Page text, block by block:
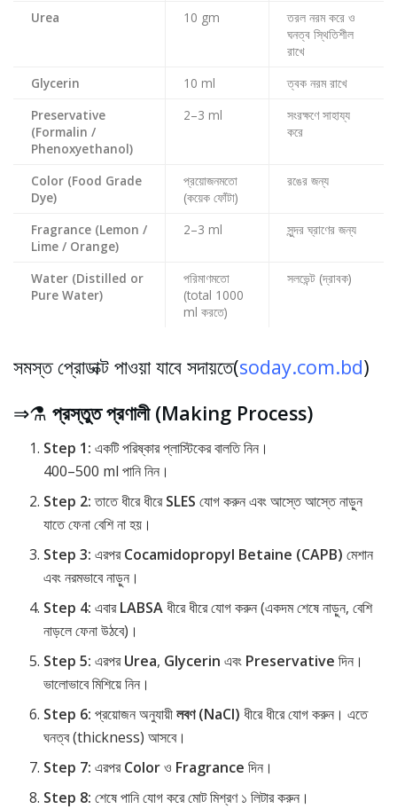
Urea
10 gm
তরল নরম করে ও
ঘনত্ব স্থিতিশীল
রাখে
Glycerin
10 ml
ত্বক নরম রাখে
Preservative
(Formalin /
Phenoxyethanol)
2–3 ml
সংরক্ষণে সাহায্য
করে
Color (Food Grade
Dye)
প্রয়োজনমতো
(কয়েক ফোঁটা)
রঙের জন্য
Fragrance (Lemon /
Lime / Orange)
2–3 ml সুন্দর ঘ্রাণের জন্য
Water (Distilled or
Pure Water)
পরিমাণমতো
(total 1000
ml করতে)
সলভেন্ট (দ্রাবক)
সমস্ত প্রোডাক্ট পাওয়া যাবে সদায়তে(soday.com.bd)
⇒⚗️ প্রস্তুত প্রণালী (Making Process)
Step 1: একটি পরিষ্কার প্লাস্টিকের বালতি নিন।
400–500 ml পানি নিন।
Step 2:তাতে ধীরে ধীরেSLES যোগ করুন এবং আস্তে আস্তে নাড়ুন
যাতে ফেনা বেশি না হয়।
Step 3: এরপরCocamidopropyl Betaine (CAPB) মেশান
এবং নরমভাবে নাড়ুন।
Step 4: এবারLABSAধীরে ধীরে যোগ করুন (একদম শেষে নাড়ুন, বেশি
নাড়লে ফেনা উঠবে)।
Step 5: এরপরUrea, Glycerin এবং Preservative দিন।
ভালোভাবে মিশিয়ে নিন।
Step 6: প্রয়োজন অনুযায়ীলবণ (NaCl) ধীরে ধীরে যোগ করুন। এতে
ঘনত্ব (thickness) আসবে।
Step 7: এরপরColorও Fragrance দিন।
Step 8: শেষে পানি যোগ করে মোট মিশ্রণ ১ লিটার করুন।